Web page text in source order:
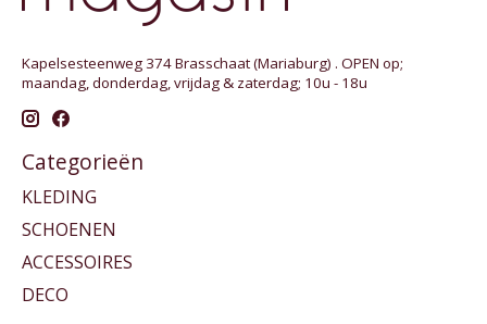
Kapelsesteenweg 374 Brasschaat (Mariaburg) . OPEN op;
maandag, donderdag, vrijdag & zaterdag; 10u - 18u
Categorieën
KLEDING
SCHOENEN
ACCESSOIRES
DECO